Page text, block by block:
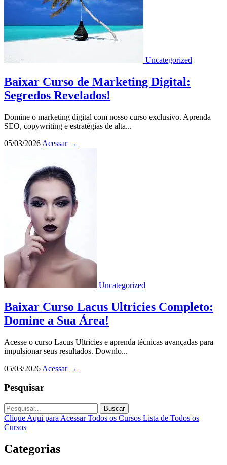
Uncategorized
Baixar Curso de Marketing Digital:
Segredos Revelados!
Domine o marketing digital com nosso curso exclusivo. Aprenda
SEO, copywriting e estratégias de alta...
05/03/2026 Acessar →
Uncategorized
Baixar Curso Lacus Ultricies Completo:
Domine a Sua Área!
Acesse o curso Lacus Ultricies e aprenda técnicas avançadas para
impulsionar seus resultados. Downlo...
05/03/2026 Acessar →
Pesquisar
Buscar
Clique Aqui para Acessar Todos os Cursos Lista de Todos os
Cursos
Categorias